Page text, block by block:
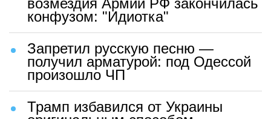
возмездия Армии РФ закончилась
конфузом: "Идиотка"
Запретил русскую песню —
получил арматурой: под Одессой
произошло ЧП
Трамп избавился от Украины